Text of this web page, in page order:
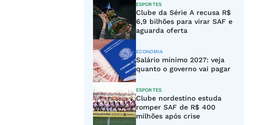
ESPORTES
Clube da Série A recusa R$
6,9 bilhões para virar SAF e
aguarda oferta
ECONOMIA
Salário mínimo 2027: veja
quanto o governo vai pagar
ESPORTES
Clube nordestino estuda
romper SAF de R$ 400
milhões após crise